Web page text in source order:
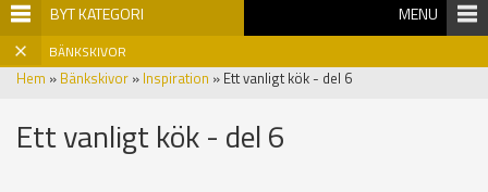
BYT KATEGORI MENU
BÄNKSKIVOR
Hem » Bänkskivor » Inspiration » Ett vanligt kök - del 6
Ett vanligt kök - del 6